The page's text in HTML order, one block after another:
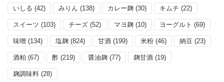
いしる (42) みりん (138) カレー麹 (30) キムチ (22)
スイーツ (103) チーズ (52) マヨ麹 (10) ヨーグルト (69)
味噌 (134) 塩麹 (824) 甘酒 (199) 米粉 (46) 納豆 (23)
酒粕 (67) 酢 (219) 醤油麹 (77) 麹甘酒 (19)
麹調味料 (28)